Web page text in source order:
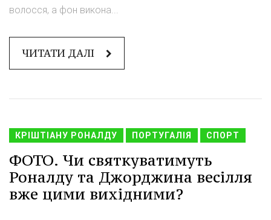
волосся, а фон викона...
ЧИТАТИ ДАЛІ
КРІШТІАНУ РОНАЛДУ ПОРТУГАЛІЯ СПОРТ
ФОТО. Чи святкуватимуть
Роналду та Джорджина весілля
вже цими вихідними?